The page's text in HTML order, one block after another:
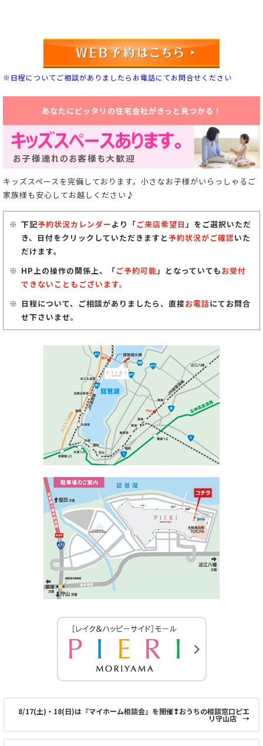
※日程についてご相談がありましたらお電話にてお問合せください
あなたにピッタリの住宅会社がきっと見つかる！
キッズスペースを完備しております。小さなお子様がいらっしゃるご
家族様も安心してお越しください♪
下記予約状況カレンダーより「ご来店希望日」をご選択いただ
き、日付をクリックしていただきますと予約状況がご確認いた
だけます。
HP上の操作の関係上、「ご予約可能」となっていてもお受付
できないこともございます。
日程について、ご相談がありましたら、直接お電話にてお問合
せ下さいませ。
8/17(土)・18(日)は『マイホーム相談会』を開催❢おうちの相談窓口ピエ
リ守山店 →